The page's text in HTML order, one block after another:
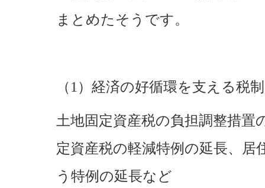
まとめたそうです。
（1）経済の好循環を支える税
土地固定資産税の負担調整措置
定資産税の軽減特例の延長、居
う特例の延長など